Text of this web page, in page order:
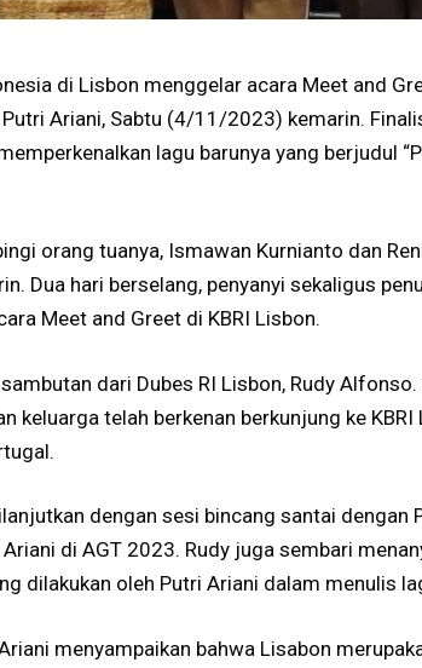
di Lisbon menggelar acara Meet and
Ariani, Sabtu (4/11/2023) kemarin.
lagu barunya yang berjudul
orang tuanya, Ismawan Kurnianto dan
Dua hari berselang, penyanyi sekaligus
Meet and Greet di KBRI Lisbon.
dari Dubes RI Lisbon, Rudy Alfonso.
keluarga telah berkenan berkunjung ke KBRI
dengan sesi bincang santai dengan
di AGT 2023. Rudy juga sembari
dilakukan oleh Putri Ariani dalam menulis
menyampaikan bahwa Lisabon